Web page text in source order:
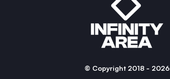
© Copyright 2018 - 2026